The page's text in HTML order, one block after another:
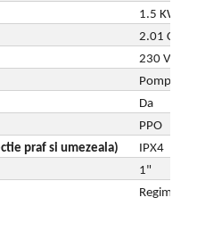
1.5 KW
2.01 CP
230 V
Pompa
Da
PPO
praf si umezeala)
IPX4
1"
Regim